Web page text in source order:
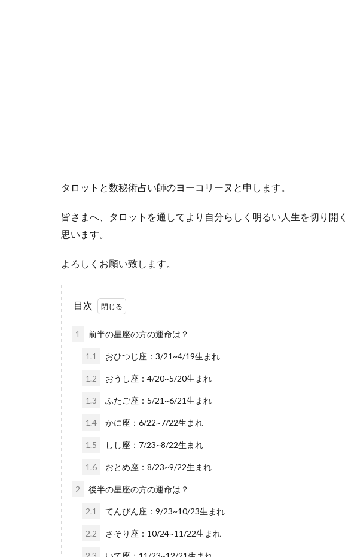
タロットと数秘術占い師のヨーコリーヌと申します。
皆さまへ、タロットを通してより自分らしく明るい人生を切り開
思います。
よろしくお願い致します。
目次
1 前半の星座の方の運命は？
1.1 おひつじ座：3/21~4/19生まれ
1.2 おうし座：4/20~5/20生まれ
1.3 ふたご座：5/21~6/21生まれ
1.4 かに座：6/22~7/22生まれ
1.5 しし座：7/23~8/22生まれ
1.6 おとめ座：8/23~9/22生まれ
2 後半の星座の方の運命は？
2.1 てんびん座：9/23~10/23生まれ
2.2 さそり座：10/24~11/22生まれ